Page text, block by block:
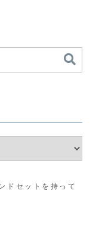
ドセットを持って